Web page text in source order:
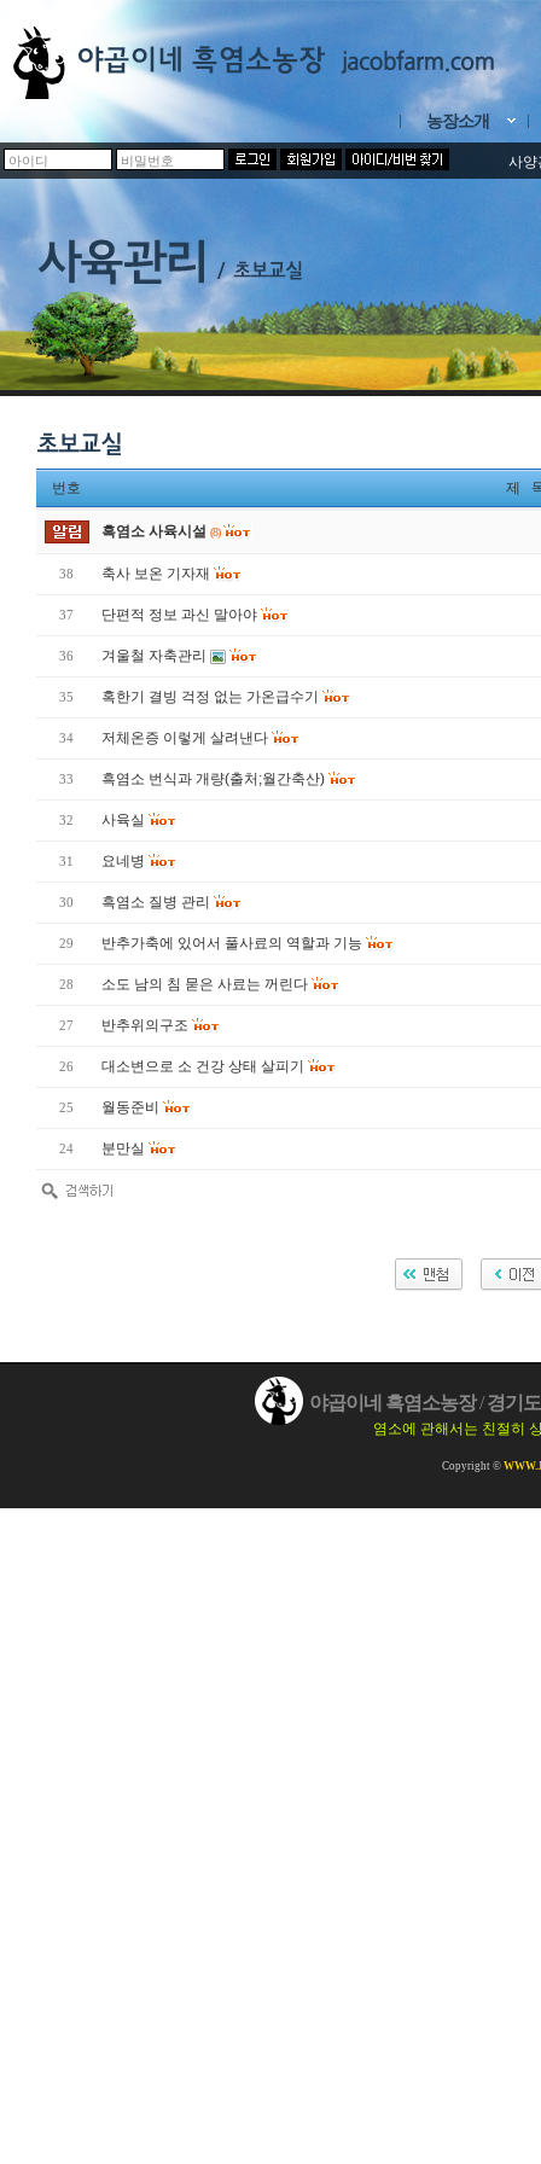
농장소개
사양
번호 제
흑염소 사육시설 (8)
38 축사 보온 기자재
37 단편적 정보 과신 말아야
36 겨울철 자축관리
35 혹한기 결빙 걱정 없는 가온급수기
34 저체온증 이렇게 살려낸다
33 흑염소 번식과 개량(출처;월간축산)
32 사육실
31 요네병
30 흑염소 질병 관리
29 반추가축에 있어서 풀사료의 역할과 기능
28 소도 남의 침 묻은 사료는 꺼린다
27 반추위의구조
26 대소변으로 소 건강 상태 살피기
25 월동준비
24 분만실
야곱이네 흑염소농장/경기
염소에 관해서는 친절히
Copyright ©